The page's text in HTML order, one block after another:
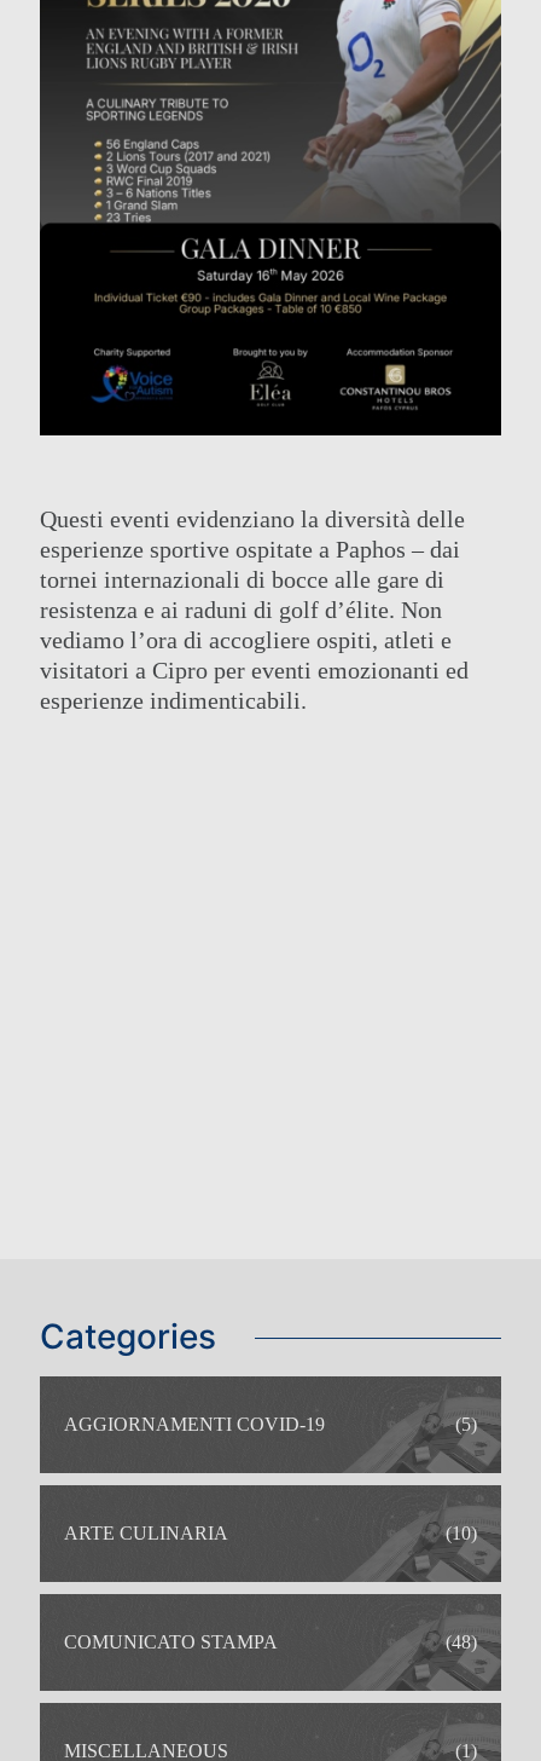
Questi eventi evidenziano la diversità delle
esperienze sportive ospitate a Paphos – dai
tornei internazionali di bocce alle gare di
resistenza e ai raduni di golf d’élite. Non
vediamo l’ora di accogliere ospiti, atleti e
visitatori a Cipro per eventi emozionanti ed
esperienze indimenticabili.
Categories
AGGIORNAMENTI COVID-19 (5)
ARTE CULINARIA (10)
COMUNICATO STAMPA (48)
MISCELLANEOUS (1)